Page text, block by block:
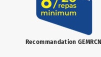
Recommandation GEMRCN